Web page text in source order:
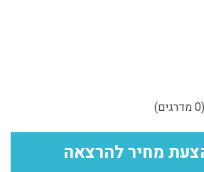
(0 מדרגים)
מחיר להרצאה